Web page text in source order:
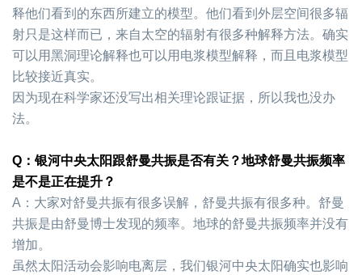
释他们看到的东西所建立的模型。他们看到外层空间很多辐
射只是这样而已，来自太空的辐射有很多种解释方法。确实
可以用黑洞理论解释也可以用电浆模型解释，而且电浆模型
比较接近真实。
因为现在科学家还没写出相关理论跟证据，所以我也没办
法。
Q ：银河中央太阳跟舒曼共振是否有关？地球舒曼共振频率
是不是正在提升？
A ：大家对舒曼共振有很多误解，舒曼共振有很多种。舒曼
共振是由舒曼博士发现的频率。地球的舒曼共振频率并没有
增加。
虽然太阳活动会影响电离层，我们银河中央太阳确实也影响